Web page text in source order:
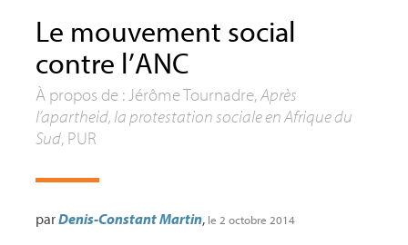
Le mouvement social
contre l’ANC
À propos de : Jérôme Tournadre,Après
l’apartheid, la protestation sociale en Afrique du
Sud, PUR
parDenis-Constant Martin, le 2 octobre 2014